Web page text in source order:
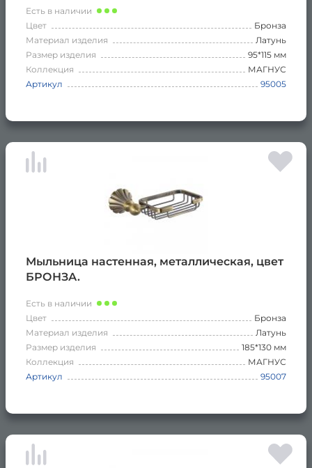
Есть в наличии
Цвет
Бронза
Материал изделия
Латунь
Размер изделия
95*115 мм
Коллекция
МАГНУС
Артикул
95005
Мыльница настенная, металлическая, цвет
БРОНЗА.
Есть в наличии
Цвет
Бронза
Материал изделия
Латунь
Размер изделия
185*130 мм
Коллекция
МАГНУС
Артикул
95007